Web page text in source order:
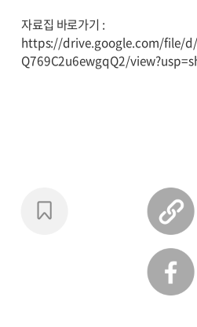
자료집 바로가기 :
https://drive.google.com/file/
Q769C2u6ewgqQ2/